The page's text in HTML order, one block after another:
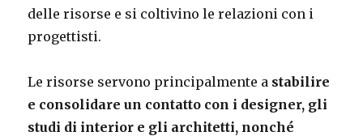
delle risorse e si coltivino le relazioni con i
progettisti.
Le risorse servono principalmente a stabilire
e consolidare un contatto con i designer, gli
studi di interior e gli architetti, nonché